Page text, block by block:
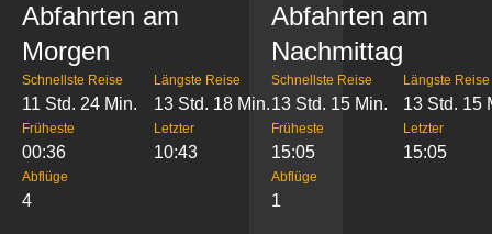
Abfahrten am
Morgen
Schnellste Reise
11 Std. 24 Min.
Längste Reise
13 Std. 18 Min.
Früheste
00:36
Letzter
10:43
Abflüge
4
Abfahrten am
Nachmittag
Schnellste Reise
13 Std. 15 Min.
Längste Reise
13 Std. 15
Früheste
15:05
Letzter
15:05
Abflüge
1